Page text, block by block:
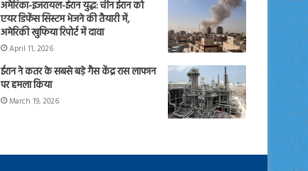
अमेरिका-इजरायल-ईरान युद्ध: चीन ईरान को
एयर डिफेंस सिस्टम भेजने की तैयारी में,
अमेरिकी खुफिया रिपोर्ट में दावा
April 11, 2026
ईरान ने कतर के सबसे बड़े गैस केंद्र रास लाफान
पर हमला किया
March 19, 2026